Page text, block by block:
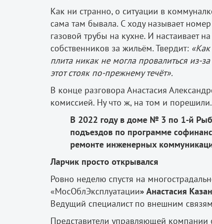
Как ни странно, о ситуации в
сама там бывала. С ходу называет
газовой трубы на кухне. И настаивает
собственников за жильём. Твердит:
плита никак не могла провалиться из-
этот стояк по-прежнему течёт».
В конце разговора Анастасия
комиссией. Ну что ж, на том и порешили.
В 2022 году в доме № 3 по 1-й
подъездов по программе
ремонте инженерных
Ларчик просто открывался
Ровно неделю спустя на
«МосОблЭксплуатации» Анастасия
Ведущий специалист по внешним
Представители управляющей компании